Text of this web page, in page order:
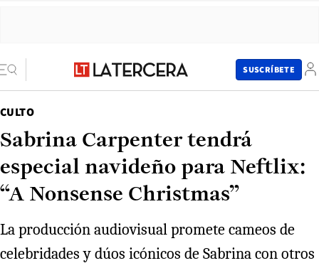
SUSCRÍBETE
CULTO
Sabrina Carpenter tendrá
especial navideño para Neftlix:
“A Nonsense Christmas”
La producción audiovisual promete cameos de
celebridades y dúos icónicos de Sabrina con otros